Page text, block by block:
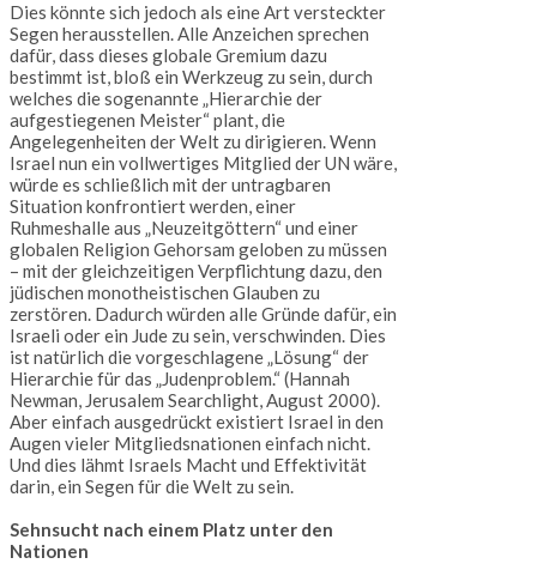
Dies könnte sich jedoch als eine Art versteckter
Segen herausstellen. Alle Anzeichen sprechen
dafür, dass dieses globale Gremium dazu
bestimmt ist, bloß ein Werkzeug zu sein, durch
welches die sogenannte „Hierarchie der
aufgestiegenen Meister“ plant, die
Angelegenheiten der Welt zu dirigieren. Wenn
Israel nun ein vollwertiges Mitglied der UN wäre,
würde es schließlich mit der untragbaren
Situation konfrontiert werden, einer
Ruhmeshalle aus „Neuzeitgöttern“ und einer
globalen Religion Gehorsam geloben zu müssen
– mit der gleichzeitigen Verpflichtung dazu, den
jüdischen monotheistischen Glauben zu
zerstören. Dadurch würden alle Gründe dafür, ein
Israeli oder ein Jude zu sein, verschwinden. Dies
ist natürlich die vorgeschlagene „Lösung“ der
Hierarchie für das „Judenproblem.“ (Hannah
Newman, Jerusalem Searchlight, August 2000).
Aber einfach ausgedrückt existiert Israel in den
Augen vieler Mitgliedsnationen einfach nicht.
Und dies lähmt Israels Macht und Effektivität
darin, ein Segen für die Welt zu sein.
Sehnsucht nach einem Platz unter den
Nationen